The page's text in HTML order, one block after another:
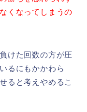
くなってしまうの
けた回数の方が圧
るにもかかわら
ると考えやめるこ